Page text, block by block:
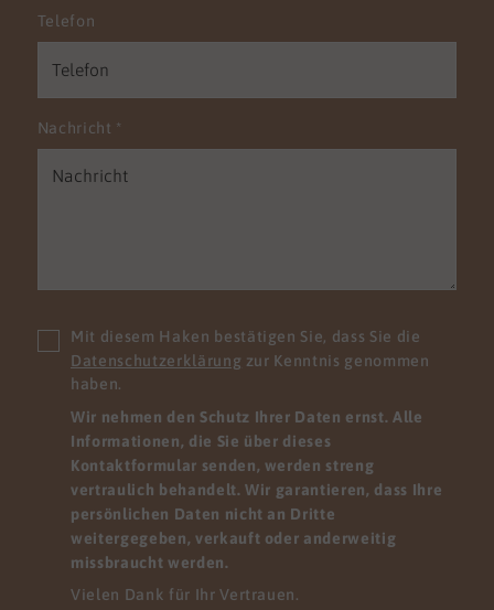
Telefon
Nachricht *
Mit diesem Haken bestätigen Sie, dass Sie die
Datenschutzerklärung zur Kenntnis genommen
haben.
Wir nehmen den Schutz Ihrer Daten ernst. Alle
Informationen, die Sie über dieses
Kontaktformular senden, werden streng
vertraulich behandelt. Wir garantieren, dass Ihre
persönlichen Daten nicht an Dritte
weitergegeben, verkauft oder anderweitig
missbraucht werden.
Vielen Dank für Ihr Vertrauen.